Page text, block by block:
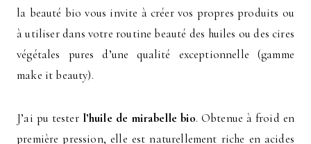
la beauté bio vous invite à créer vos propres produits ou
à utiliser dans votre routine beauté des huiles ou des cires
végétales pures d’une qualité exceptionnelle (gamme
make it beauty).
J’ai pu testerl’huile de mirabelle bio. Obtenue à froid en
première pression, elle est naturellement riche en acides